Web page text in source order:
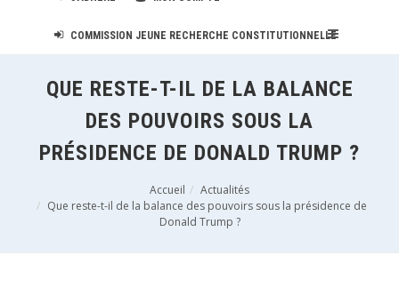
COMMISSION JEUNE RECHERCHE CONSTITUTIONNELLE
QUE RESTE-T-IL DE LA BALANCE
DES POUVOIRS SOUS LA
PRÉSIDENCE DE DONALD TRUMP ?
Accueil
Actualités
Que reste-t-il de la balance des pouvoirs sous la présidence de
Donald Trump ?